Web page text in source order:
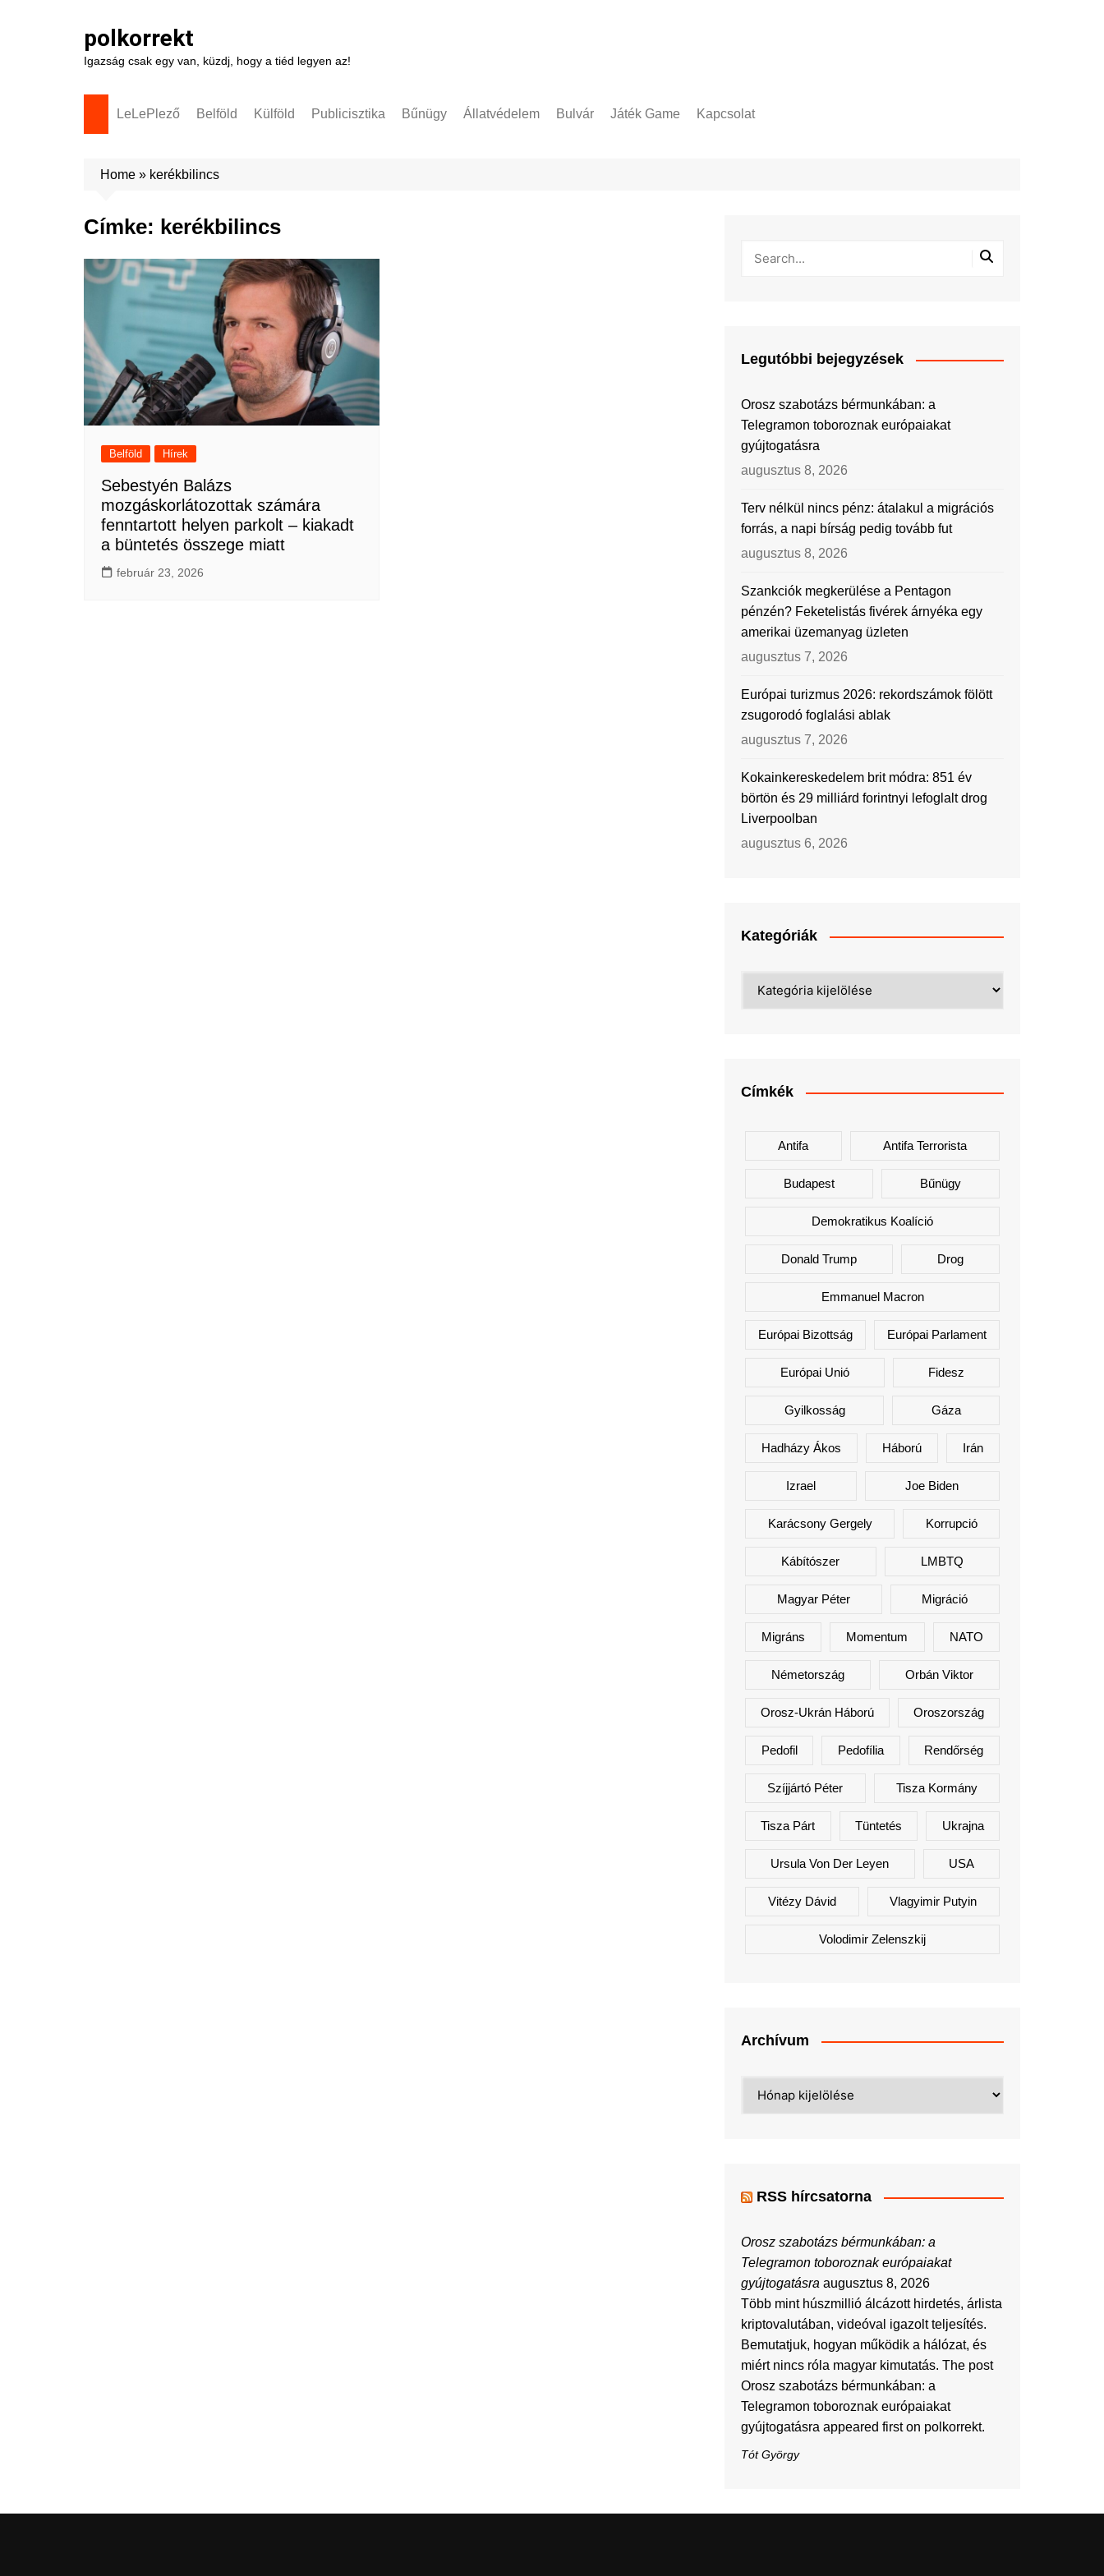
polkorrekt
Igazság csak egy van, küzdj, hogy a tiéd legyen az!
LeLePlező Belföld Külföld Publicisztika Bűnügy Állatvédelem Bulvár Játék Game Kapcsolat
Home » kerékbilincs
Címke: kerékbilincs
Belföld Hírek
Sebestyén Balázs
mozgáskorlátozottak számára
fenntartott helyen parkolt – kiakadt
a büntetés összege miatt
február 23, 2026
Legutóbbi bejegyzések
Orosz szabotázs bérmunkában: a
Telegramon toboroznak európaiakat
gyújtogatásra
augusztus 8, 2026
Terv nélkül nincs pénz: átalakul a migrációs
forrás, a napi bírság pedig tovább fut
augusztus 8, 2026
Szankciók megkerülése a Pentagon
pénzén? Feketelistás fivérek árnyéka egy
amerikai üzemanyag üzleten
augusztus 7, 2026
Európai turizmus 2026: rekordszámok fölött
zsugorodó foglalási ablak
augusztus 7, 2026
Kokainkereskedelem brit módra: 851 év
börtön és 29 milliárd forintnyi lefoglalt drog
Liverpoolban
augusztus 6, 2026
Kategóriák
Címkék
Antifa Antifa Terrorista
Budapest Bűnügy
Demokratikus Koalíció
Donald Trump Drog
Emmanuel Macron
Európai Bizottság Európai Parlament
Európai Unió Fidesz
Gyilkosság Gáza
Hadházy Ákos Háború Irán
Izrael Joe Biden
Karácsony Gergely Korrupció
Kábítószer LMBTQ
Magyar Péter Migráció
Migráns Momentum NATO
Németország Orbán Viktor
Orosz-Ukrán Háború Oroszország
Pedofil Pedofília Rendőrség
Szíjjártó Péter Tisza Kormány
Tisza Párt Tüntetés Ukrajna
Ursula Von Der Leyen USA
Vitézy Dávid Vlagyimir Putyin
Volodimir Zelenszkij
Archívum
RSS hírcsatorna
Orosz szabotázs bérmunkában: a
Telegramon toboroznak európaiakat
gyújtogatásra augusztus 8, 2026
Több mint húszmillió álcázott hirdetés, árlista
kriptovalutában, videóval igazolt teljesítés.
Bemutatjuk, hogyan működik a hálózat, és
miért nincs róla magyar kimutatás. The post
Orosz szabotázs bérmunkában: a
Telegramon toboroznak európaiakat
gyújtogatásra appeared first on polkorrekt.
Tót György